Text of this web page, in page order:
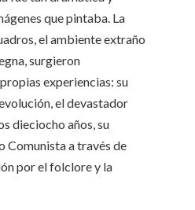
que pintaba. La
el ambiente extraño
surgieron
experiencias: su
el devastador
dieciocho años, su
Comunista a través de
por el folclore y la